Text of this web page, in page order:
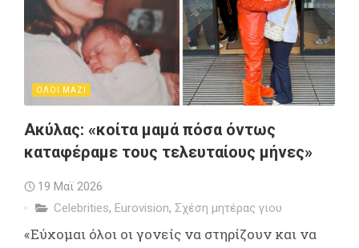
ΟΛΟΙ ΜΑΖΙ
Ακύλας: «κοίτα μαμά πόσα όντως
καταφέραμε τους τελευταίους μήνες»
19 Μαϊ 2026
Celebrities, Eurovision, Σχέση μητέρας γιου
«Εύχομαι όλοι οι γονείς να στηρίζουν και να